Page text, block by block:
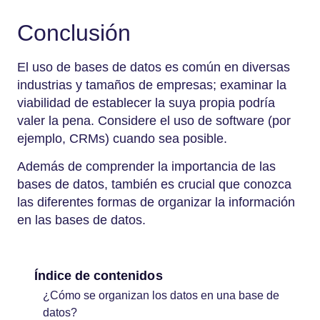
Conclusión
El uso de bases de datos es común en diversas
industrias y tamaños de empresas; examinar la
viabilidad de establecer la suya propia podría
valer la pena. Considere el uso de software (por
ejemplo, CRMs) cuando sea posible.
Además de comprender la importancia de las
bases de datos, también es crucial que conozca
las diferentes formas de organizar la información
en las bases de datos.
Índice de contenidos
¿Cómo se organizan los datos en una base de
datos?